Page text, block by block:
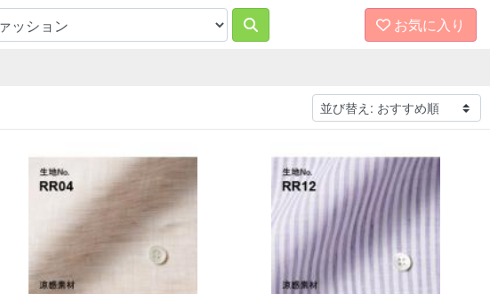
お気に入り